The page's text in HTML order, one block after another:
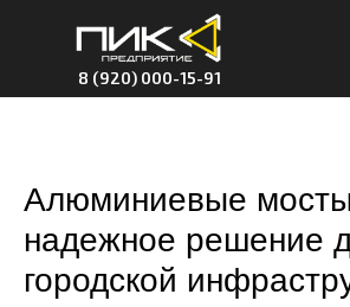
8 (920) 000-15-91
Алюминиевые
надежное решение
городской